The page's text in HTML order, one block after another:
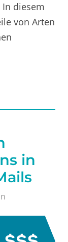
diesem
von Arten
in